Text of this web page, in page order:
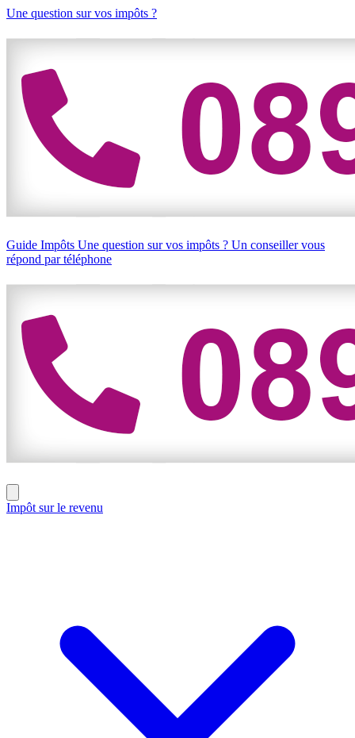
Une question sur vos impôts ?
Guide Impôts Une question sur vos impôts ? Un conseiller vous
répond par téléphone
Impôt sur le revenu